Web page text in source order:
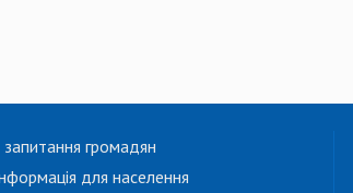
громадян
для населення